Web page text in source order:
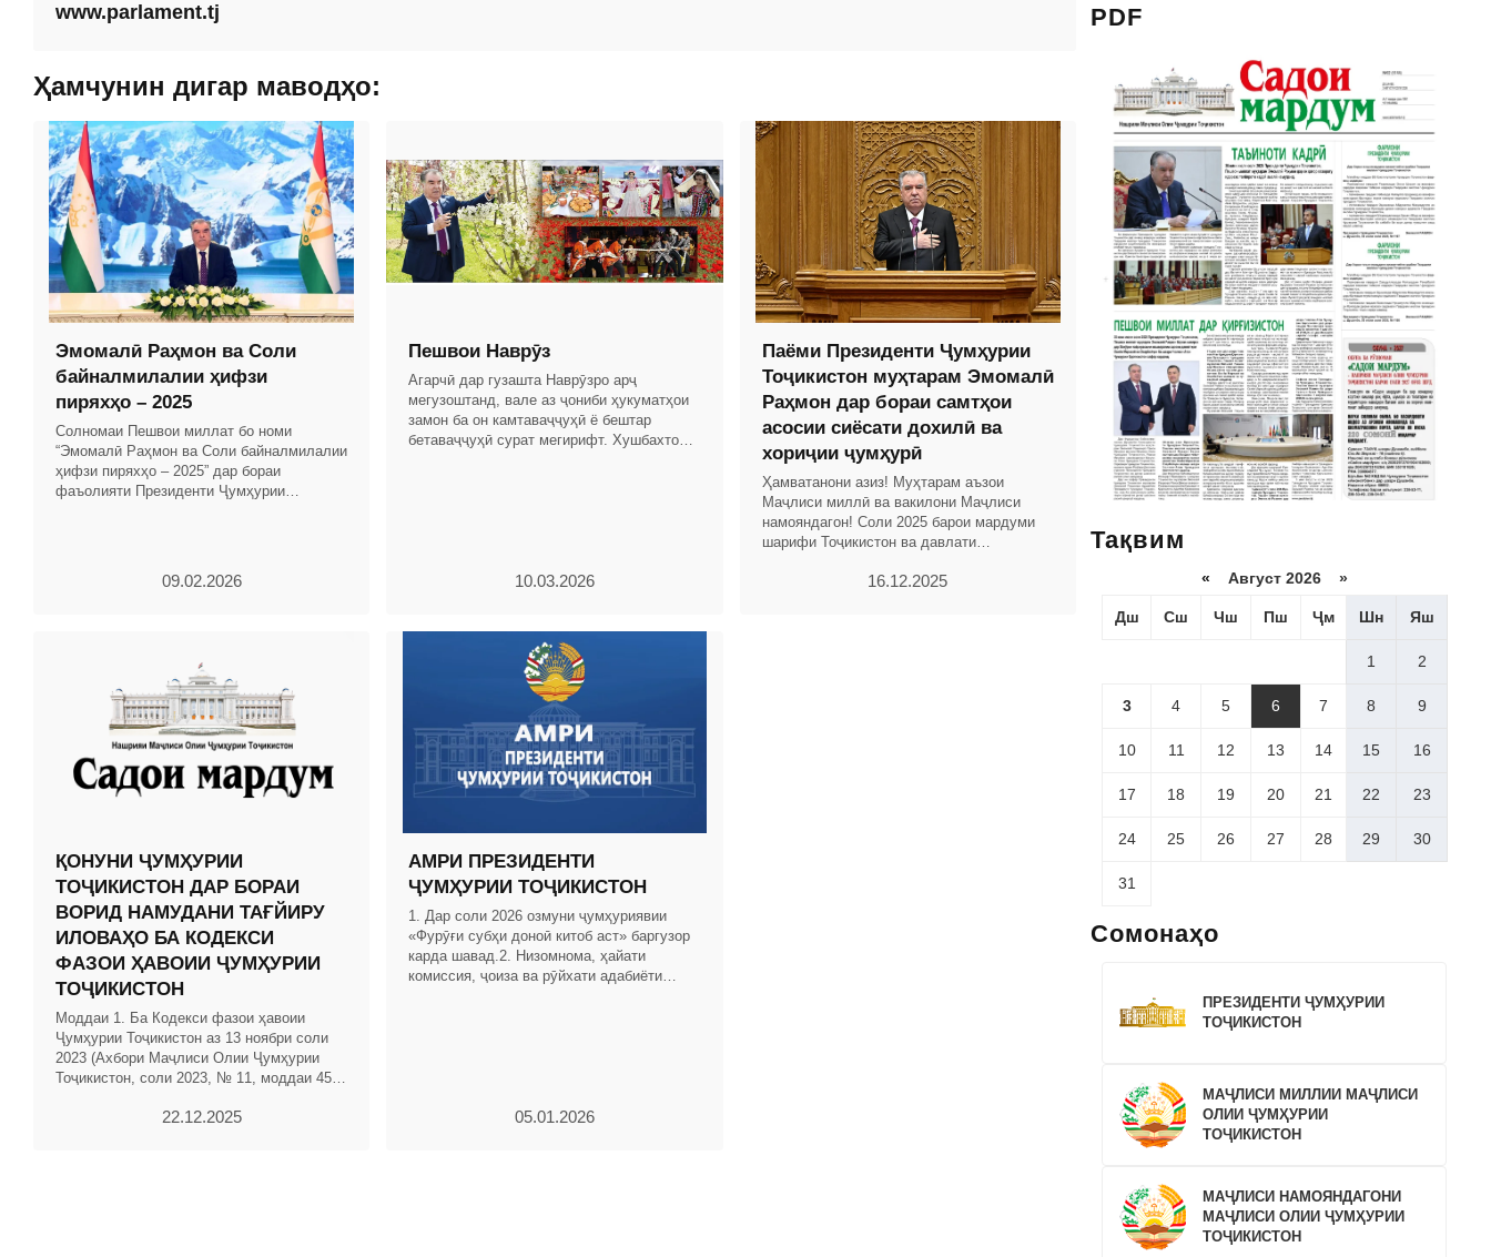
www.parlament.tj
Ҳамчунин дигар маводҳо:
Эмомалӣ Раҳмон ва Соли
байналмилалии ҳифзи
пиряхҳо – 2025
Солномаи Пешвои миллат бо номи
“Эмомалӣ Раҳмон ва Соли байналмилалии
ҳифзи пиряхҳо – 2025” дар бораи
фаъолияти Президенти Ҷумҳурии
09.02.2026
Пешвои Наврӯз
Агарчӣ дар гузашта Наврӯзро арҷ
мегузоштанд, вале аз ҷониби ҳукуматҳои
замон ба он камтаваҷҷуҳӣ ё бештар
бетаваҷҷуҳӣ сурат мегирифт. Хушбахтона,
10.03.2026
Паёми Президенти Ҷумҳурии
Тоҷикистон муҳтарам Эмомалӣ
Раҳмон дар бораи самтҳои
асосии сиёсати дохилӣ ва
хориҷии ҷумҳурӣ
Ҳамватанони азиз! Муҳтарам аъзои
Маҷлиси миллӣ ва вакилони Маҷлиси
намояндагон! Соли 2025 барои мардуми
шарифи Тоҷикистон ва давлати
назаррас ва рӯйдодҳои
16.12.2025
ҚОНУНИ ҶУМҲУРИИ
ТОҶИКИСТОН ДАР БОРАИ
ВОРИД НАМУДАНИ ТАҒЙИРУ
ИЛОВАҲО БА КОДЕКСИ
ФАЗОИ ҲАВОИИ ҶУМҲУРИИ
ТОҶИКИСТОН
Моддаи 1. Ба Кодекси фазои ҳавоии
Ҷумҳурии Тоҷикистон аз 13 ноябри соли
2023 (Ахбори Маҷлиси Олии Ҷумҳурии
Тоҷикистон, соли 2023, № 11, моддаи 456)
22.12.2025
АМРИ ПРЕЗИДЕНТИ
ҶУМҲУРИИ ТОҶИКИСТОН
1. Дар соли 2026 озмуни ҷумҳуриявии
«Фурӯғи субҳи доноӣ китоб аст» баргузор
карда шавад.2. Низомнома, ҳайати
комиссия, ҷоиза ва рӯйхати адабиёти
05.01.2026
PDF
Тақвим
« Август 2026 »
Дш Сш Чш Пш Ҷм Шн Яш
1 2
3 4 5 6 7 8 9
10 11 12 13 14 15 16
17 18 19 20 21 22 23
24 25 26 27 28 29 30
31
Сомонаҳо
ПРЕЗИДЕНТИ ҶУМҲУРИИ
ТОҶИКИСТОН
МАҶЛИСИ МИЛЛИИ МАҶЛИСИ
ОЛИИ ҶУМҲУРИИ
ТОҶИКИСТОН
МАҶЛИСИ НАМОЯНДАГОНИ
МАҶЛИСИ ОЛИИ ҶУМҲУРИИ
ТОҶИКИСТОН